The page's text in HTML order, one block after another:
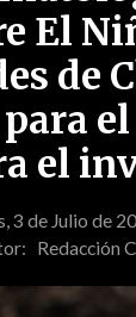
El
de
el
3 de Julio de
Redacción